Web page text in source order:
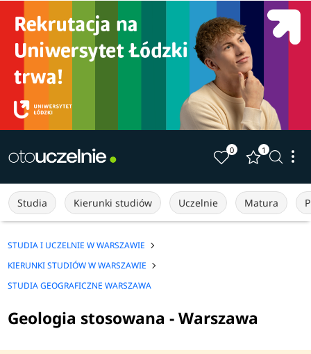
0 1
Studia Kierunki studiów Uczelnie Matura
STUDIA I UCZELNIE W WARSZAWIE
KIERUNKI STUDIÓW W WARSZAWIE
STUDIA GEOGRAFICZNE WARSZAWA
Geologia stosowana - Warszawa